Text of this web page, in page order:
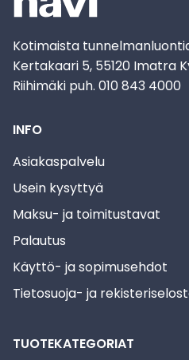
Kotimaista
Kertakaari 5, 55120 Imatra
Riihimäki puh. 010 843 4000
INFO
Asiakaspalvelu
Usein kysyttyä
Maksu- ja toimitustavat
Palautus
Käyttö- ja sopimusehdot
Tietosuoja- ja
TUOTEKATEGORIAT